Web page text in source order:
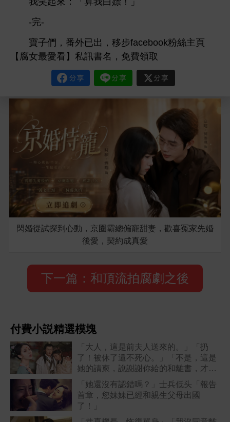
-完-
寶子們，番
已 ，移步facebook
絲主頁
【腐女最
】私訊 名，免費領取
閃婚從試探到心動，京圈霸總偏寵甜妻，歡喜冤家先婚
後愛，契約成真愛
下一篇：和頂流拍腐劇之後
付費小説精選模塊
「大人，這是前夫人送來的。」「扔
了！被休了還不死心。」「不是，這是
她的請柬，說謝謝你給的和離書，才讓
她嫁的風光」
「她還沒有認錯嗎？」士兵低头「報告
首章，您妹妹已經和親生父母出國
了！」